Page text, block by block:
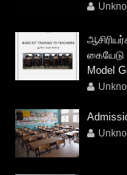
கையேடு
Model